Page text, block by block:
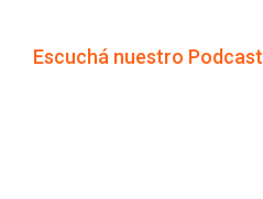
Escuchá nuestro Podcast